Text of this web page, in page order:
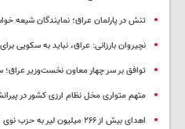
تنش در پارلمان عراق؛ نمایندگان شیعه
نچیروان بارزانی: عراق، نباید به سکویی
توافق بر سر چهار معاون نخست‌وزیر
متهم متواری مخل نظام ارزی کشور در
اهدای بیش از ۲۶۶ میلیون لیر به حزب نوی اوزگور اوزل در شش روز